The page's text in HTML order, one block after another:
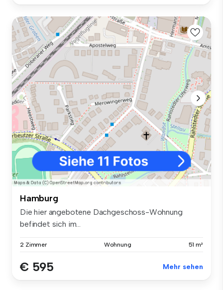
Hamburg
Die hier angebotene Dachgeschoss-Wohnung
befindet sich im...
2 Zimmer Wohnung 51 m²
€ 595 Mehr sehen